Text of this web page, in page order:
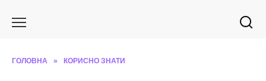
ГОЛОВНА » КОРИСНО ЗНАТИ